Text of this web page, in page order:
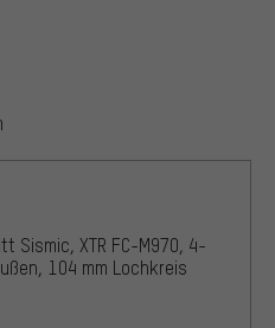
Sismic, XTR FC-M970, 4-
104 mm Lochkreis